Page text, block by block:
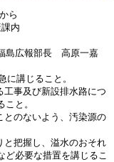
ら
内
島広報部長 高原一嘉
講じること。
事及び新設排水路につ
と。
のないよう、汚染源の
把握し、溢水のおそれ
ど必要な措置を講じるこ